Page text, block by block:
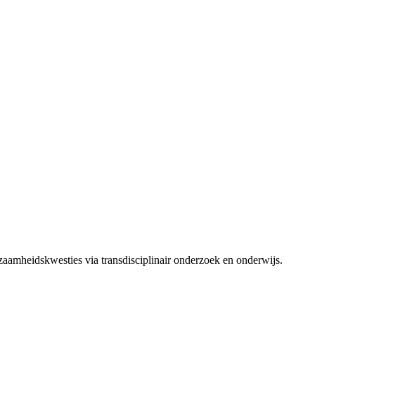
via transdisciplinair onderzoek en onderwijs.